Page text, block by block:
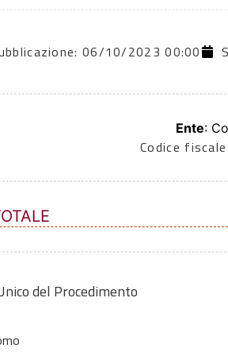
06/10/2023 00:00
Ente:
Codice
del Procedimento